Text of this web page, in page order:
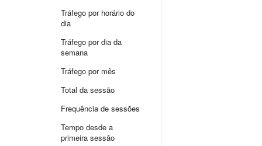
Tráfego por horário do
dia
Tráfego por dia da
semana
Tráfego por mês
Total da sessão
Frequência de sessões
Tempo desde a
primeira sessão